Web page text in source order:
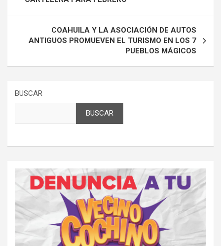
entradas
COAHUILA Y LA ASOCIACIÓN DE AUTOS
ANTIGUOS PROMUEVEN EL TURISMO EN LOS 7
PUEBLOS MÁGICOS
BUSCAR
BUSCAR